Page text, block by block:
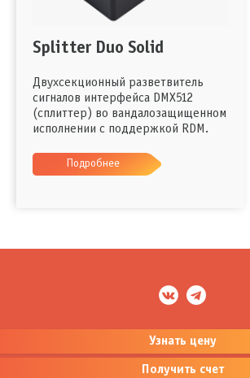
Splitter Duo Solid
Двухсекционный разветвитель
сигналов интерфейса DMX512
(сплиттер) во вандалозащищенном
исполнении с поддержкой RDM.
Подробнее
Узнать цену
Получить счет